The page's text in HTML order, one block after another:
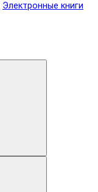
Электронные книги